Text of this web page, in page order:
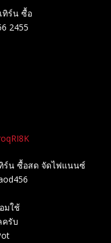
ทิร์น ซื้อ
2455
ทิร์น ซื้อสด จัดไฟแนนซ์
มใช้
ครับ